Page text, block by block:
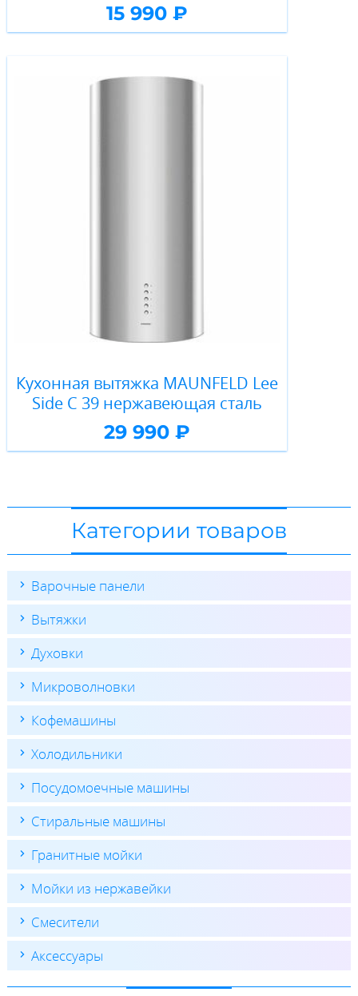
15 990 ₽
Кухонная вытяжка MAUNFELD Lee
Side C 39 нержавеющая сталь
29 990 ₽
Категории товаров
Варочные панели
Вытяжки
Духовки
Микроволновки
Кофемашины
Холодильники
Посудомоечные машины
Стиральные машины
Гранитные мойки
Мойки из нержавейки
Смесители
Аксессуары